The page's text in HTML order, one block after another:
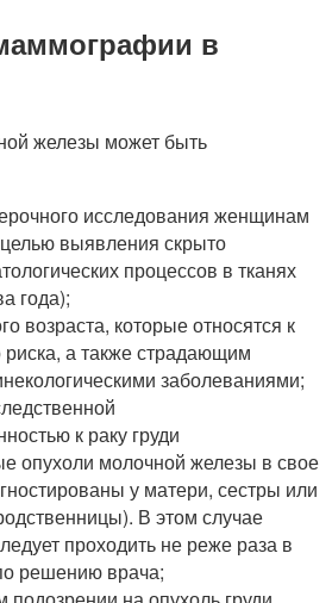
в
железы может быть
исследования женщинам
выявления скрыто
процессов в тканях
года);
возраста, которые относятся к
риска, а также страдающим
заболеваниями;
к раку груди
опухоли молочной железы в свое
у матери, сестры или
В этом случае
проходить не реже раза в
решению врача;